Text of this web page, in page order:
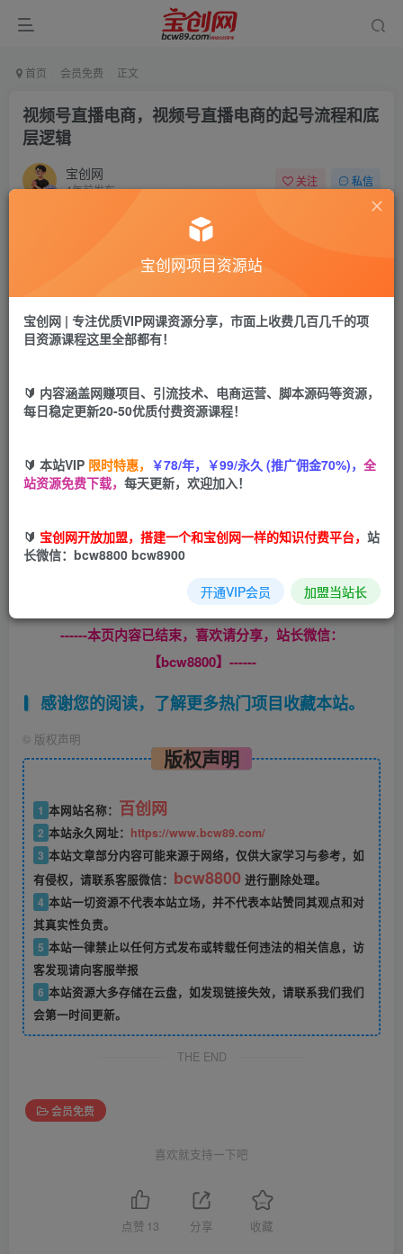
首页 会员免费 正文
视频号直播电商，视频号直播电商的起号流程和底
层逻辑
宝创网
4年前发布
关注 私信
视频号直播电商，视频号直播电商的起号流程和底层逻辑
宝币9.9 宝币 19.9
立即购买
视频号直播电商的起号流程和底层逻辑.mp4
------本页内容已结束，喜欢请分享，站长微信：
【bcw8800】------
感谢您的阅读，了解更多热门项目收藏本站。
© 版权声明
版权声明
1 本网站名称： 百创网
2 本站永久网址： https://www.bcw89.com/
3 本站文章部分内容可能来源于网络，仅供大家学习与参考，如
有侵权，请联系客服微信： bcw8800 进行删除处理。
4 本站一切资源不代表本站立场，并不代表本站赞同其观点和对
其真实性负责。
5 本站一律禁止以任何方式发布或转载任何违法的相关信息，访
客发现请向客服举报
6 本站资源大多存储在云盘，如发现链接失效，请联系我们我们
会第一时间更新。
THE END
会员免费
喜欢就支持一下吧
点赞 13 分享 收藏
宝创网项目资源站
宝创网 | 专注优质VIP网课资源分享，市面上收费几百几千的项
目资源课程这里全部都有！
🔰 内容涵盖网赚项目、引流技术、电商运营、脚本源码等资源，
每日稳定更新20-50优质付费资源课程！
🔰 本站VIP 限时特惠， ￥78/年，￥99/永久 (推广佣金70%)， 全
站资源免费下载， 每天更新，欢迎加入！
🔰 宝创网开放加盟，搭建一个和宝创网一样的知识付费平台， 站
长微信：bcw8800 bcw8900
开通VIP会员 加盟当站长